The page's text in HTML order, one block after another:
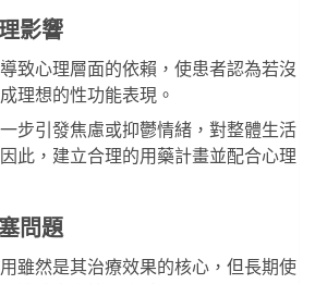
影響
致心理層面的依賴，使患者認為若沒
理想的性功能表現。
步引發焦慮或抑鬱情緒，對整體生活
此，建立合理的用藥計畫並配合心理
問題
雖然是其治療效果的核心，但長期使